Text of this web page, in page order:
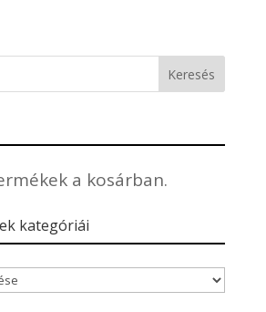
a kosárban.
kategóriái